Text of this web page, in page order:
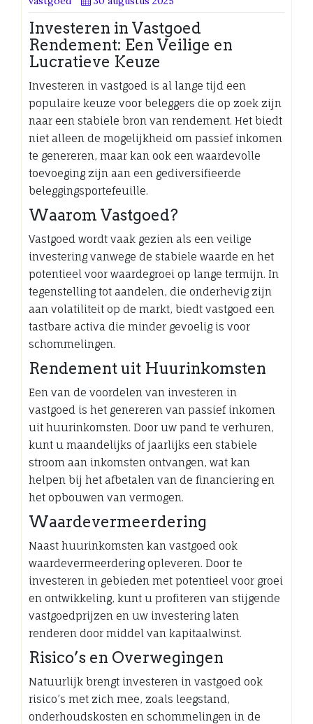
Investeren in Vastgoed
Rendement: Een Veilige en
Lucratieve Keuze
Investeren in vastgoed is al lange tijd een
populaire keuze voor beleggers die op zoek zijn
naar een stabiele bron van rendement. Het biedt
niet alleen de mogelijkheid om passief inkomen
te genereren, maar kan ook een waardevolle
toevoeging zijn aan een gediversifieerde
beleggingsportefeuille.
Waarom Vastgoed?
Vastgoed wordt vaak gezien als een veilige
investering vanwege de stabiele waarde en het
potentieel voor waardegroei op lange termijn. In
tegenstelling tot aandelen, die onderhevig zijn
aan volatiliteit op de markt, biedt vastgoed een
tastbare activa die minder gevoelig is voor
schommelingen.
Rendement uit Huurinkomsten
Een van de voordelen van investeren in
vastgoed is het genereren van passief inkomen
uit huurinkomsten. Door uw pand te verhuren,
kunt u maandelijks of jaarlijks een stabiele
stroom aan inkomsten ontvangen, wat kan
helpen bij het afbetalen van de financiering en
het opbouwen van vermogen.
Waardevermeerdering
Naast huurinkomsten kan vastgoed ook
waardevermeerdering opleveren. Door te
investeren in gebieden met potentieel voor groei
en ontwikkeling, kunt u profiteren van stijgende
vastgoedprijzen en uw investering laten
renderen door middel van kapitaalwinst.
Risico’s en Overwegingen
Natuurlijk brengt investeren in vastgoed ook
risico’s met zich mee, zoals leegstand,
onderhoudskosten en schommelingen in de